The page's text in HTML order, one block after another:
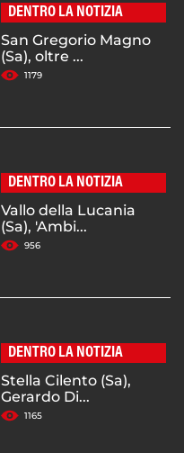
DENTRO LA NOTIZIA
San Gregorio Magno
(Sa), oltre ...
1179
DENTRO LA NOTIZIA
Vallo della Lucania
(Sa), 'Ambi...
956
DENTRO LA NOTIZIA
Stella Cilento (Sa),
Gerardo Di...
1165